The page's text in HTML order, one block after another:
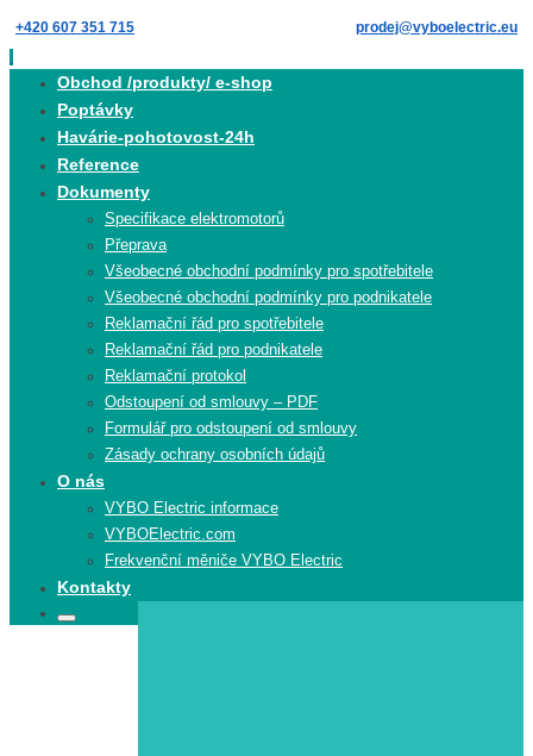
Skip
to
content
+420 607 351 715 prodej@vyboelectric.eu
Obchod /produkty/ e-shop
Poptávky
Havárie-pohotovost-24h
Reference
Dokumenty
Specifikace elektromotorů
Přeprava
Všeobecné obchodní podmínky pro spotřebitele
Všeobecné obchodní podmínky pro podnikatele
Reklamační řád pro spotřebitele
Reklamační řád pro podnikatele
Reklamační protokol
Odstoupení od smlouvy – PDF
Formulář pro odstoupení od smlouvy
Zásady ochrany osobních údajů
O nás
VYBO Electric informace
VYBOElectric.com
Frekvenční měniče VYBO Electric
Kontakty
Search
Search